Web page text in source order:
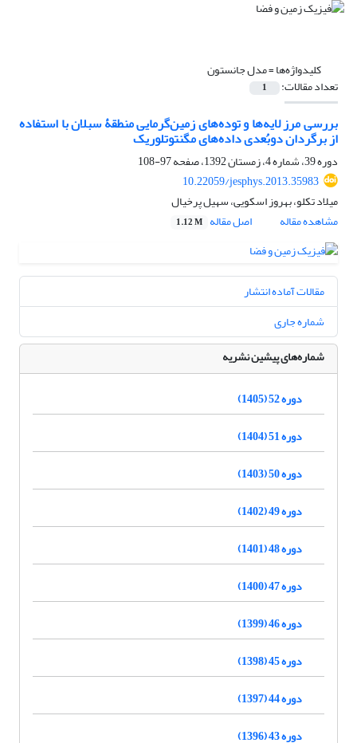
کلیدواژه‌ها =مدل جانستون
تعداد مقالات: 1
بررسی مرز لایه‌‌‌ها و توده‌‌های زمین‌گرمایی منطقۀ سبلان با استفاده
از برگردان دوبُعدی داده‌های مگنتوتلوریک
دوره 39، شماره 4، زمستان 1392، صفحه
97-108
10.22059/jesphys.2013.35983
میلاد تکلو، بهروز اسکویی، سهیل پرخیال
مشاهده مقاله
اصل مقاله 1.12 M
مقالات آماده انتشار
شماره جاری
شماره‌های پیشین نشریه
دوره 52 (1405)
دوره 51 (1404)
دوره 50 (1403)
دوره 49 (1402)
دوره 48 (1401)
دوره 47 (1400)
دوره 46 (1399)
دوره 45 (1398)
دوره 44 (1397)
دوره 43 (1396)